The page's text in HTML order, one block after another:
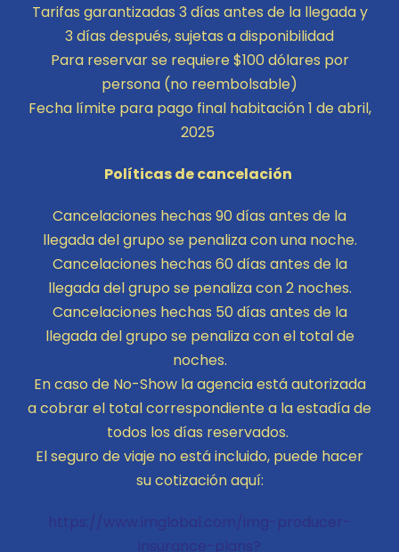
Tarifas garantizadas 3 días antes de la llegada y
3 días después, sujetas a disponibilidad
Para reservar se requiere $100 dólares por
persona (no reembolsable)
Fecha límite para pago final habitación 1 de abril,
2025
Políticas de cancelación
Cancelaciones hechas 90 días antes de la
llegada del grupo se penaliza con una noche.
Cancelaciones hechas 60 días antes de la
llegada del grupo se penaliza con 2 noches.
Cancelaciones hechas 50 días antes de la
llegada del grupo se penaliza con el total de
noches.
En caso de No-Show la agencia está autorizada
a cobrar el total correspondiente a la estadía de
todos los días reservados.
El seguro de viaje no está incluido, puede hacer
su cotización aquí: